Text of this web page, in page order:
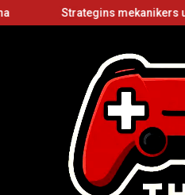
Strategins mekanikers